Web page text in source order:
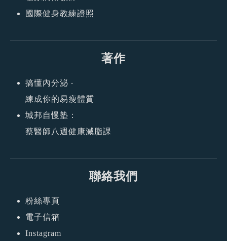
國際健身教練證照
著作
搞懂內分泌 ‧
練成你的易瘦體質
城邦自慢塾：
蔡醫師八週健康減脂課
聯絡我們
粉絲專頁
電子信箱
Instagram